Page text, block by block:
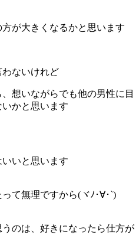
が大きくなるかと思います
ないけれど
想いながらでも他の男性に目
かと思います
いと思います
て無理ですから(ヾﾉ･∀･`)
のは、好きになったら仕方が